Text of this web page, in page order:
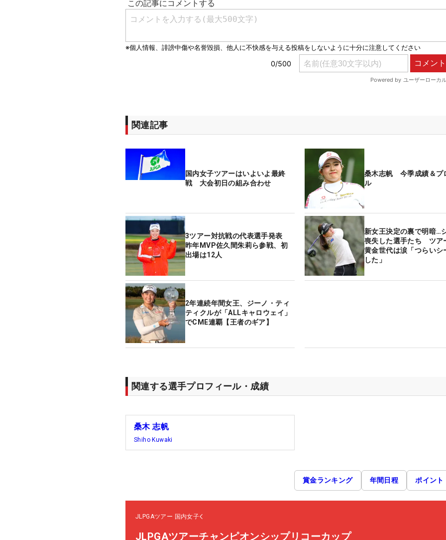
関連記事
国内女子ツアーはいよいよ最終
戦 大会初日の組み合わせ
桑木志帆 今季成績＆プ
ル
3ツアー対抗戦の代表選手発表
昨年MVP佐久間朱莉ら参戦、初
出場は12人
新女王決定の裏で明暗…
喪失した選手たち ツア
黄金世代は涙「つらいシ
した」
2年連続年間女王、ジーノ・ティ
ティクルが「ALLキャロウェイ」
でCME連覇【王者のギア】
関連する選手プロフィール・成績
桑木 志帆
Shiho Kuwaki
賞金ランキング 年間日程 ポイント
JLPGAツアー 国内女子
JLPGAツアーチャンピオンシップリコーカップ